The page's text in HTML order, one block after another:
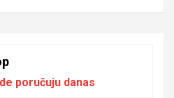
poručuju danas